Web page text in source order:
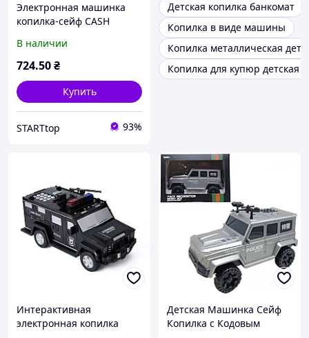
Электронная машинка
копилка-сейф CASH
и отпечатком Hummer
6688-19
В наличии
724.50₴
Купить
STARTtop 93%
Детская копилка банкомат
Копилка в виде машины
Копилка металлическая
Копилка для купюр детская
Интерактивная
электронная копилка
Детская Машинка Сейф
Копилка с Кодовым